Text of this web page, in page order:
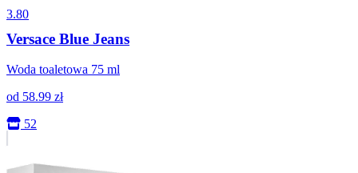
3.80
Versace Blue Jeans
Woda toaletowa 75 ml
od 58.99 zł
52